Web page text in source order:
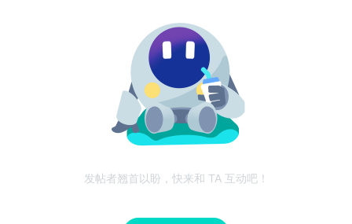
发帖者翘首以盼，快来和 TA 互动吧！